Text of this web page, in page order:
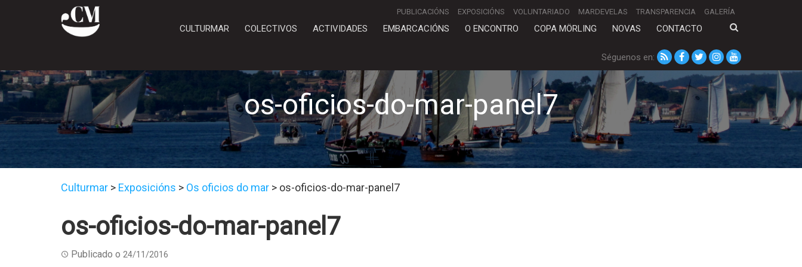
PUBLICACIÓNS EXPOSICIÓNS VOLUNTARIADO MARDEVELAS TRANSPARENCIA GALERÍA
CULTURMAR COLECTIVOS ACTIVIDADES EMBARCACIÓNS O ENCONTRO COPA MÖRLING NOVAS CONTACTO
Séguenos en:
os-oficios-do-mar-panel7
Culturmar > Exposicións > Os oficios do mar > os-oficios-do-mar-panel7
os-oficios-do-mar-panel7
Publicado o 24/11/2016